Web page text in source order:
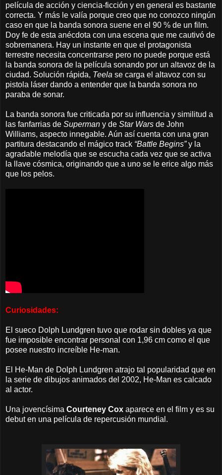
película de acción y ciencia-ficción y en general es bastante
correcta. Y más le valía porque creo que no conozco ningún
caso en que la banda sonora suene en el 90 % de un film.
Doy fe de esta anécdota con una escena que me cautivó de
sobremanera. Hay un instante en que el protagonista
terrestre necesita concentrarse pero no puede porque está
la banda sonora de la película sonando por un altavoz de la
ciudad. Solución rápida, Teela se carga el altavoz con su
pistola láser dando a entender que la banda sonora no
paraba de sonar.
La banda sonora fue criticada por su influencia y similitud a
las fanfarrias de Superman y de Star Wars de John
Williams, aspecto innegable. Aún así cuenta con una gran
partitura destacando el mágico track “Battle Begins”y la
agradable melodía que se escucha cada vez que se activa
la llave cósmica, originando que a uno se le erice algo más
que los pelos.
Curiosidades:
El sueco Dolph Lundgren tuvo que rodar sin dobles ya que
fue imposible encontrar personal con 1,96 cm como el que
posee nuestro increíble He-man.
El He-Man de Dolph Lundgren atrajo tal popularidad que en
la serie de dibujos animados del 2002, He-Man es calcado
al actor.
Una jovencísima Courteney Cox aparece en el film y es su
debut en una película de repercusión mundial.